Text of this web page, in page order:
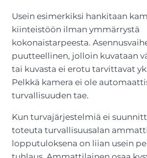
Usein esimerkiksi hankitaan
kiinteistöön ilman ymmärrystä
kokonaistarpeesta.
puutteellinen, jolloin kuvataan
tai kuvasta ei erotu tarvittavat
Pelkkä kamera ei ole
turvallisuuden tae.
Kun turvajärjestelmiä ei
toteuta turvallisuusalan
lopputuloksena on liian usein